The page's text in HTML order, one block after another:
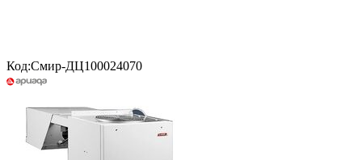
Код:Смир-ДЦ100024070